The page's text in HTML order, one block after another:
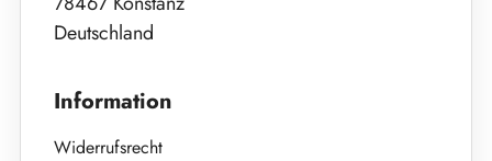
Deutschland
Information
Widerrufsrecht